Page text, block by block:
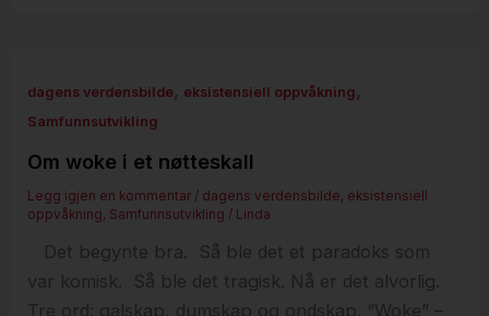
dagens verdensbilde, eksistensiell oppvåkning ,
Samfunnsutvikling
Om woke i et nøtteskall
Legg igjen en kommentar / dagens verdensbilde, eksistensiell
oppvåkning, Samfunnsutvikling / Linda
Det begynte bra. Så ble det et paradoks som
var komisk. Så ble det tragisk. Nå er det alvorlig.
Tre ord: galskap, dumskap og ondskap. “Woke” –